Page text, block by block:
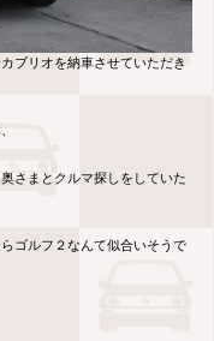
ブリオを納車させていただき
さまとクルマ探しをしていた
ゴルフ２なんて似合いそうで